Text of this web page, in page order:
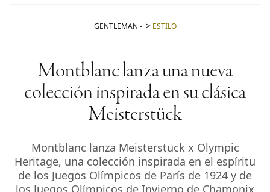
GENTLEMAN - ESTILO
Montblanc lanza una nueva
colección inspirada en su clásica
Meisterstück
Montblanc lanza Meisterstück x Olympic
Heritage, una colección inspirada en el espíritu
de los Juegos Olímpicos de París de 1924 y de
los Juegos Olímpicos de Invierno de Chamonix